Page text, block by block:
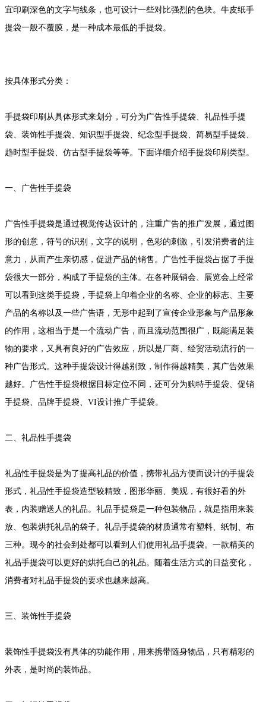
宜印刷深色的文字与线条，也可设计一些对比强烈的色块。牛皮纸手
提袋一般不覆膜，是一种成本最低的手提袋。
按具体形式分类：
手提袋印刷从具体形式来划分，可分为广告性手提袋、礼品性手提
袋、装饰性手提袋、知识型手提袋、纪念型手提袋、简易型手提袋、
趋时型手提袋、仿古型手提袋等等。下面详细介绍手提袋印刷类型。
一、广告性手提袋
广告性手提袋是通过视觉传达设计的，注重广告的推广发展，通过图
形的创意，符号的识别，文字的说明，色彩的刺激，引发消费者的注
意力，从而产生亲切感，促进产品的销售。广告性手提袋占据了手提
袋很大一部分，构成了手提袋的主体。在各种展销会、展览会上经常
可以看到这类手提袋，手提袋上印着企业的名称、企业的标志、主要
产品的名称以及一些广告语，无形中起到了宣传企业形象与产品形象
的作用，这相当于是一个流动广告，而且流动范围很广，既能满足装
物的要求，又具有良好的广告效应，所以是厂商、经贸活动流行的一
种广告形式。这种手提袋设计得越别致，制作得越精美，其广告效果
越好。广告性手提袋根据目标定位不同，还可分为购特手提袋、促销
手提袋、品牌手提袋、VI设计推广手提袋。
二、礼品性手提袋
礼品性手提袋是为了提高礼品的价值，携带礼品方便而设计的手提袋
形式，礼品性手提袋造型较精致，图形华丽、美观，有很好看的外
表，内装赠送人的礼品。礼品手提袋是一种包装物品，就是指用来装
放、包装烘托礼品的袋子。礼品手提袋的材质通常有塑料、纸制、布
三种。现今的社会到处都可以看到人们使用礼品手提袋。一款精美的
礼品手提袋可以更好的烘托自己的礼品。随着生活方式的日益变化，
消费者对礼品手提袋的要求也越来越高。
三、装饰性手提袋
装饰性手提袋没有具体的功能作用，用来携带随身物品，只有精彩的
外表，是时尚的装饰品。